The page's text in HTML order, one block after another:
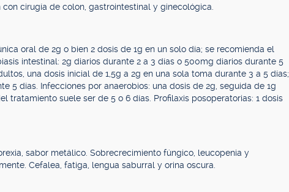
cirugía de colon, gastrointestinal y ginecológica.
oral de 2g o bien 2 dosis de 1g en un solo día; se recomienda el
intestinal: 2g diarios durante 2 a 3 días o 500mg diarios durante 5
una dosis inicial de 1,5g a 2g en una sola toma durante 3 a 5 días;
5 días. Infecciones por anaerobios: una dosis de 2g, seguida de 1g
tratamiento suele ser de 5 o 6 días. Profilaxis posoperatorias: 1 dosis
sabor metálico. Sobrecrecimiento fúngico, leucopenia y
Cefalea, fatiga, lengua saburral y orina oscura.